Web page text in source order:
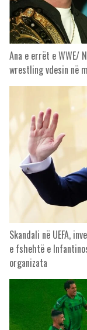
Ana e errët e WWE/
wrestling vdesin në
Skandali në UEFA,
e fshehtë e
organizata